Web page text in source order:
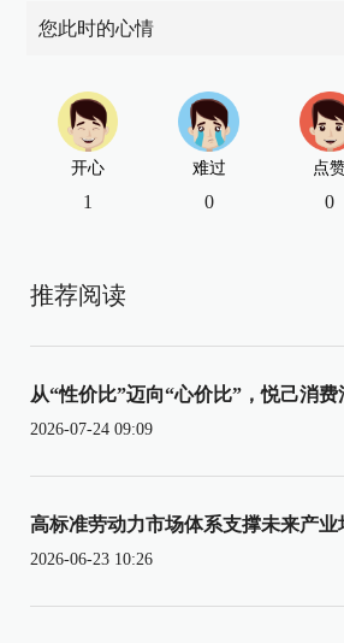
您此时的心情
开心
1
难过
0
点
0
推荐阅读
从“性价比”迈向“心价比”，悦己消费
2026-07-24 09:09
高标准劳动力市场体系支撑未来产业
2026-06-23 10:26